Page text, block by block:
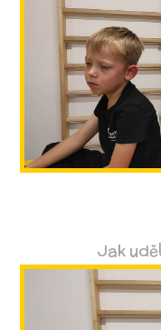
přehrávač
Jak
přehrávač